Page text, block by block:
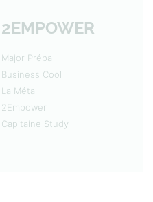
2EMPOWER
Major Prépa
Business Cool
La Méta
2Empower
Capitaine Study